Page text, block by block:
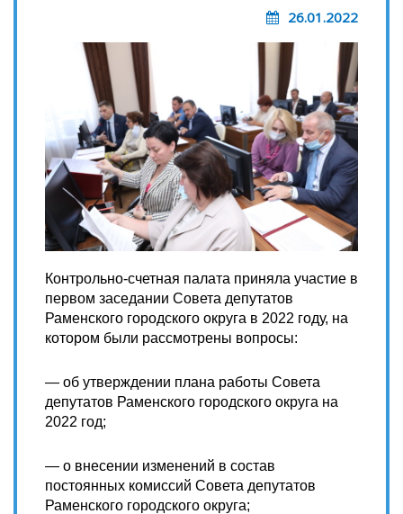
26.01.2022
Контрольно-счетная палата приняла участие в
первом заседании Совета депутатов
Раменского городского округа в 2022 году, на
котором были рассмотрены вопросы:
— об утверждении плана работы Совета
депутатов Раменского городского округа на
2022 год;
— о внесении изменений в состав
постоянных комиссий Совета депутатов
Раменского городского округа;